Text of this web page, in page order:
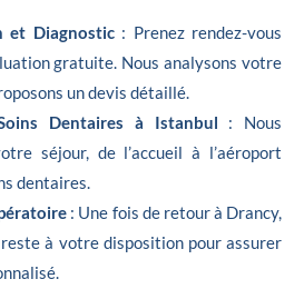
et Diagnostic: Prenez rendez-vous
gratuite. Nous analysons votre
un devis détaillé.
Dentaires à Istanbul : Nous
séjour, de l’accueil à l’aéroport
dentaires.
: Une fois de retour à Drancy,
à votre disposition pour assurer